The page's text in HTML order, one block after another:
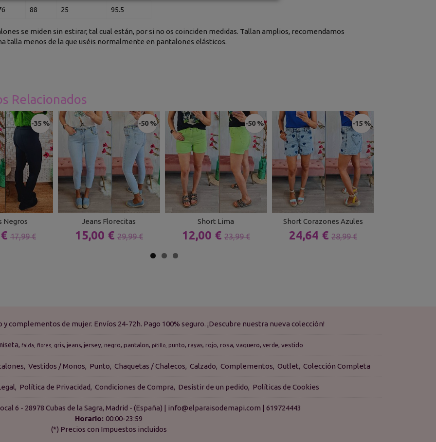
88 25 95.5
se miden sin estirar, tal cual están, por si no os coinciden medidas. Tallan amplios, recomendamos
talla menos de la que uséis normalmente en pantalones elásticos.
Relacionados
-35 %
Negros
17,99 €
-50 %
Jeans Florecitas
15,00 € 29,99 €
-50 %
Short Lima
12,00 € 23,99 €
-15 %
Short Corazones Azules
24,64 € 28,99 €
complementos de mujer. Envíos 24-72h. Pago 100% seguro. ¡Descubre nuestra nueva colección!
falda flores gris jeans jersey negro pantalon pitillo punto rayas rojo rosa vaquero verde vestido
Vestidos / Monos Punto Chaquetas / Chalecos Calzado Complementos Outlet Colección Completa
Política de Privacidad Condiciones de Compra Desistir de un pedido Políticas de Cookies
6 - 28978 Cubas de la Sagra, Madrid - (España) | info@elparaisodemapi.com | 619724443
Horario:00:00-23:59
(*) Precios con Impuestos incluidos